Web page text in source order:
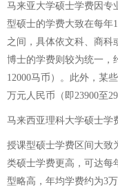
马来亚大学硕士学费因专
型硕士的学费大致在每年
之间，具体依文科、商科
博士的学费则较为统一，
12000马币）。此外，某
万元人民币（即23900至
马来西亚理科大学硕士学
授课型硕士学费区间大致
类硕士学费更高，可达每
型略高，年均学费约为3